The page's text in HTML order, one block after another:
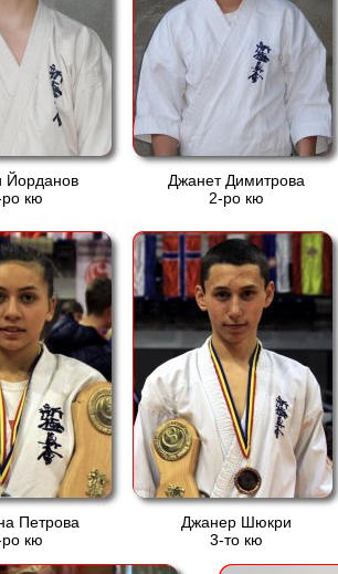
Йорданов
кю
Джанет Димитрова
2-ро кю
Петрова
кю
Джанер Шюкри
3-то кю